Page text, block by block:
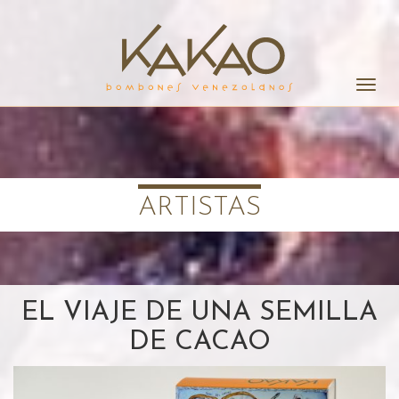
la
ARTISTAS
EL VIAJE DE UNA SEMILLA
DE CACAO